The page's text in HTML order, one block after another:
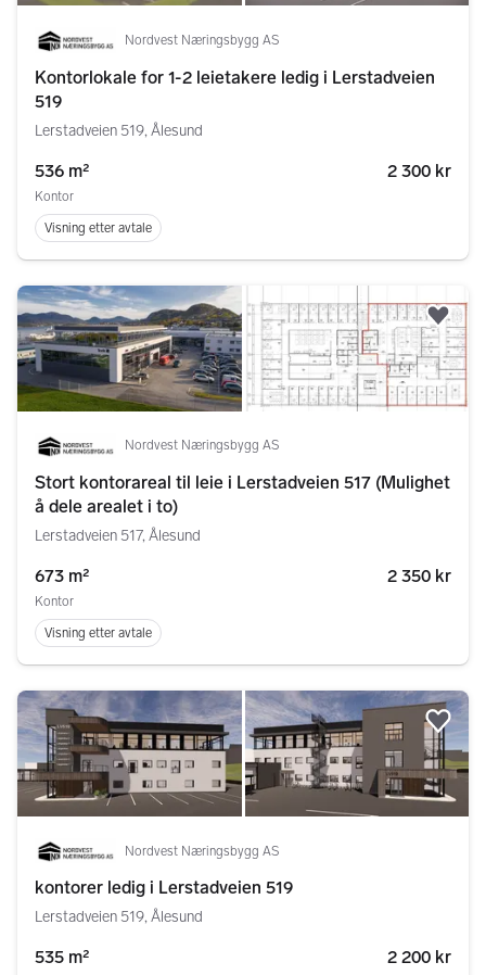
Nordvest Næringsbygg AS
Kontorlokale for 1-2 leietakere ledig i Lerstadveien
519
Lerstadveien 519, Ålesund
536 m² 2 300 kr
Kontor
Visning etter avtale
Nordvest Næringsbygg AS
Stort kontorareal til leie i Lerstadveien 517 (Mulighet
å dele arealet i to)
Lerstadveien 517, Ålesund
673 m² 2 350 kr
Kontor
Visning etter avtale
Nordvest Næringsbygg AS
kontorer ledig i Lerstadveien 519
Lerstadveien 519, Ålesund
535 m² 2 200 kr